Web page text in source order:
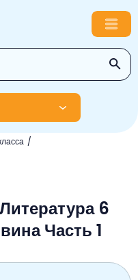
чтение
мир
язык
мир
язык
6
Часть 1